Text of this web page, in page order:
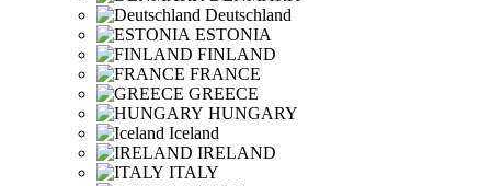
Deutschland
ESTONIA
FINLAND
FRANCE
GREECE
HUNGARY
Iceland
IRELAND
ITALY